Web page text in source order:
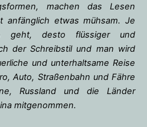
machen das Lesen
anfänglich etwas mühsam. Je
geht, desto flüssiger und
der Schreibstil und man wird
und unterhaltsame Reise
Auto, Straßenbahn und Fähre
Russland und die Länder
mitgenommen.